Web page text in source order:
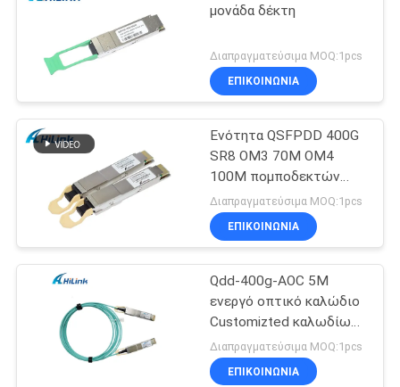
μονάδα δέκτη
Διαπραγματεύσιμα MOQ:1pcs
ΕΠΙΚΟΙΝΩΝΙΑ
Ενότητα QSFPDD 400G
SR8 OM3 70M OM4
100M πομποδεκτών
MMF SFP
Διαπραγματεύσιμα MOQ:1pcs
ΕΠΙΚΟΙΝΩΝΙΑ
Qdd-400g-AOC 5M
ενεργό οπτικό καλώδιο
Customizted καλωδίων
qsfp-dd 400G AOC
Διαπραγματεύσιμα MOQ:1pcs
ΕΠΙΚΟΙΝΩΝΙΑ